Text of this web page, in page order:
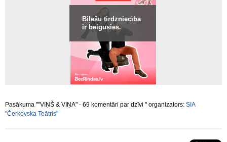
Biļešu tirdzniecība
ir beigusies.
Pasākuma ""VIŅŠ & VIŅA" - 69 komentāri par dzīvi " organizators: SIA
"Čerkovska Teātris"